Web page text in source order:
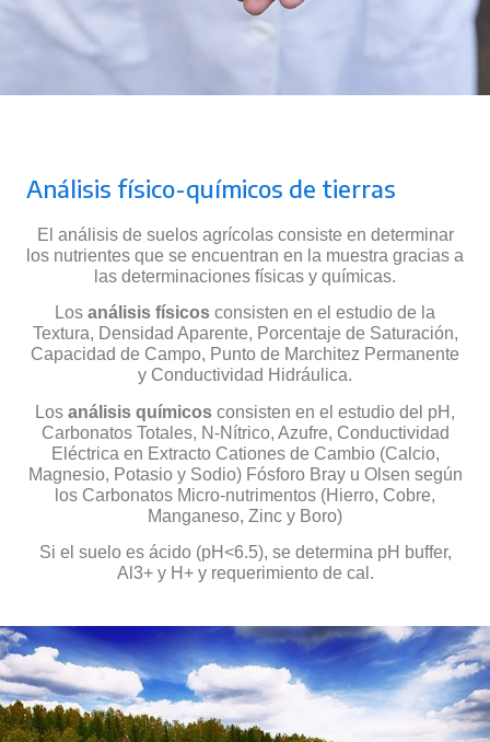
Análisis físico-químicos de tierras
El análisis de suelos agrícolas consiste en determinar
los nutrientes que se encuentran en la muestra gracias a
las determinaciones físicas y químicas.
Los análisis físicos consisten en el estudio de la
Textura, Densidad Aparente, Porcentaje de Saturación,
Capacidad de Campo, Punto de Marchitez Permanente
y Conductividad Hidráulica.
Los análisis químicos consisten en el estudio del pH,
Carbonatos Totales, N-Nítrico, Azufre, Conductividad
Eléctrica en Extracto Cationes de Cambio (Calcio,
Magnesio, Potasio y Sodio) Fósforo Bray u Olsen según
los Carbonatos Micro-nutrimentos (Hierro, Cobre,
Manganeso, Zinc y Boro)
Si el suelo es ácido (pH<6.5), se determina pH buffer,
Al3+ y H+ y requerimiento de cal.